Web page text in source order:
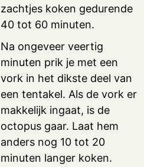
zachtjes koken gedurende
40 tot 60 minuten.
Na ongeveer veertig
minuten prik je met een
vork in het dikste deel van
een tentakel. Als de vork er
makkelijk ingaat, is de
octopus gaar. Laat hem
anders nog 10 tot 20
minuten langer koken.